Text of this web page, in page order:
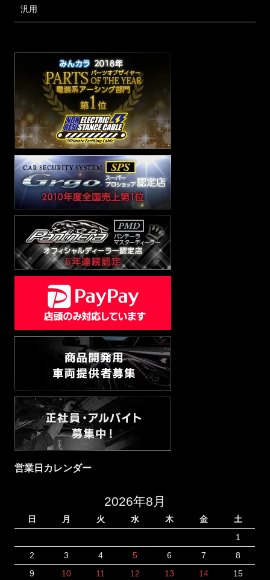
汎用
営業日カレンダー
2026年8月
日 月 火 水 木 金
土
1
2
3 4 5 6 7
8
9
10 11 12 13 14
15